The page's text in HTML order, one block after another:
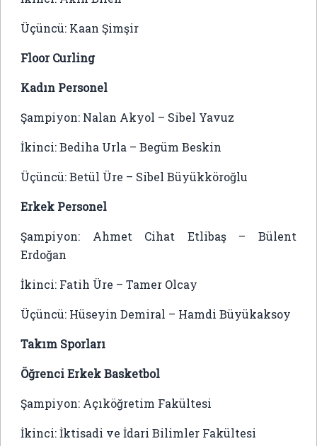
Üçüncü: Kaan Şimşir
Floor Curling
Kadın Personel
Şampiyon: Nalan Akyol – Sibel Yavuz
İkinci: Bediha Urla – Begüm Beskin
Üçüncü: Betül Üre – Sibel Büyükköroğlu
Erkek Personel
Şampiyon: Ahmet Cihat Etlibaş – Bülent
Erdoğan
İkinci: Fatih Üre – Tamer Olcay
Üçüncü: Hüseyin Demiral – Hamdi Büyükaksoy
Takım Sporları
Öğrenci Erkek Basketbol
Şampiyon: Açıköğretim Fakültesi
İkinci: İktisadi ve İdari Bilimler Fakültesi